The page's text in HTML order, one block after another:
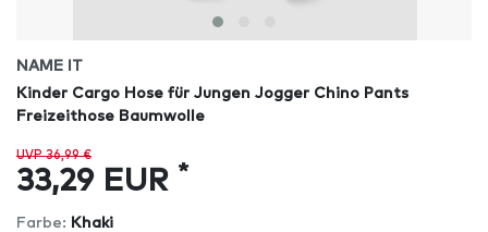
NAME IT
Kinder Cargo Hose für Jungen Jogger Chino Pants
Freizeithose Baumwolle
UVP 36,99 €
33,29 EUR *
Farbe: Khaki